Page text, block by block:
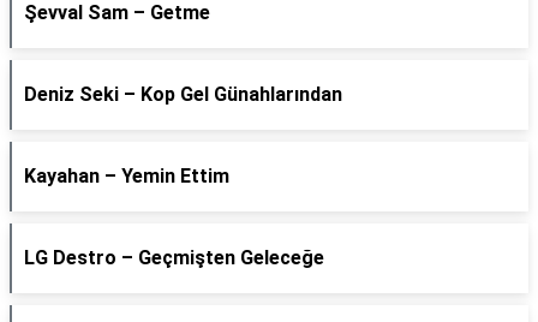
Şevval Sam – Getme
Deniz Seki – Kop Gel Günahlarından
Kayahan – Yemin Ettim
LG Destro – Geçmişten Geleceğe